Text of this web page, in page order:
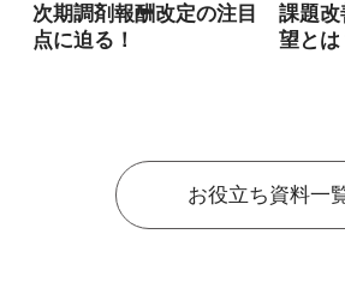
次期調剤報酬改定の注目
点に迫る！
課題
望とは
お役立ち資料一